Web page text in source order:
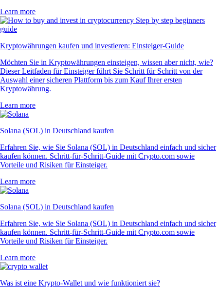
Learn more
Kryptowährungen kaufen und investieren: Einsteiger-Guide
Möchten Sie in Kryptowährungen einsteigen, wissen aber nicht, wie?
Dieser Leitfaden für Einsteiger führt Sie Schritt für Schritt von der
Auswahl einer sicheren Plattform bis zum Kauf Ihrer ersten
Kryptowährung.
Learn more
Solana (SOL) in Deutschland kaufen
Erfahren Sie, wie Sie Solana (SOL) in Deutschland einfach und sicher
kaufen können. Schritt-für-Schritt-Guide mit Crypto.com sowie
Vorteile und Risiken für Einsteiger.
Learn more
Solana (SOL) in Deutschland kaufen
Erfahren Sie, wie Sie Solana (SOL) in Deutschland einfach und sicher
kaufen können. Schritt-für-Schritt-Guide mit Crypto.com sowie
Vorteile und Risiken für Einsteiger.
Learn more
Was ist eine Krypto-Wallet und wie funktioniert sie?